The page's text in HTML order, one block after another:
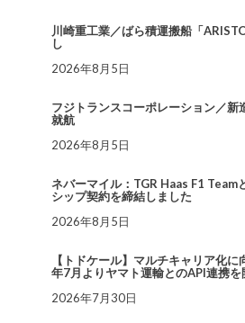
川崎重工業／ばら積運搬船「
し
2026年8月5日
フジトランスコーポレーション／新
就航
2026年8月5日
ネバーマイル：TGR Haas F1 Team
シップ契約を締結しました
2026年8月5日
【トドケール】マルチキャリア化
年7月よりヤマト運輸とのAPI連携を
2026年7月30日